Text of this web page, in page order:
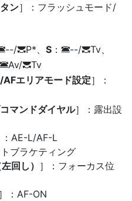
ン］：フラッシュモード/
--/yP*、 S ： 3--/yTv、
3Av/yTv
エリアモード設定］：
マンドダイヤル］：露出設
：AE-L/AF-L
ブラケティング
回し） ］：フォーカス位
］：AF-ON